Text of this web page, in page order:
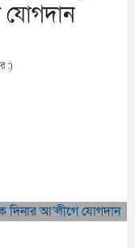
যোগদান
:)